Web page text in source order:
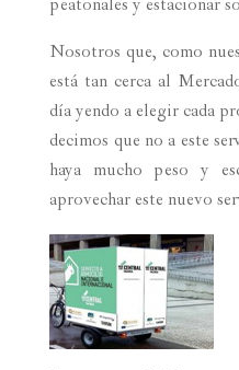
peatonales y estacionar
Nosotros que, como
está tan cerca al
día yendo a elegir cada
decimos que no a este
haya mucho peso y
aprovechar este nuevo